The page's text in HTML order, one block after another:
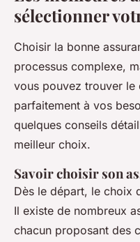
sélectionner
Choisir la bonne
processus complexe,
vous pouvez trouver
parfaitement à vos
quelques conseils
meilleur choix.
Savoir choisir son
Dès le départ, le choix
Il existe de nombreux
chacun proposant des